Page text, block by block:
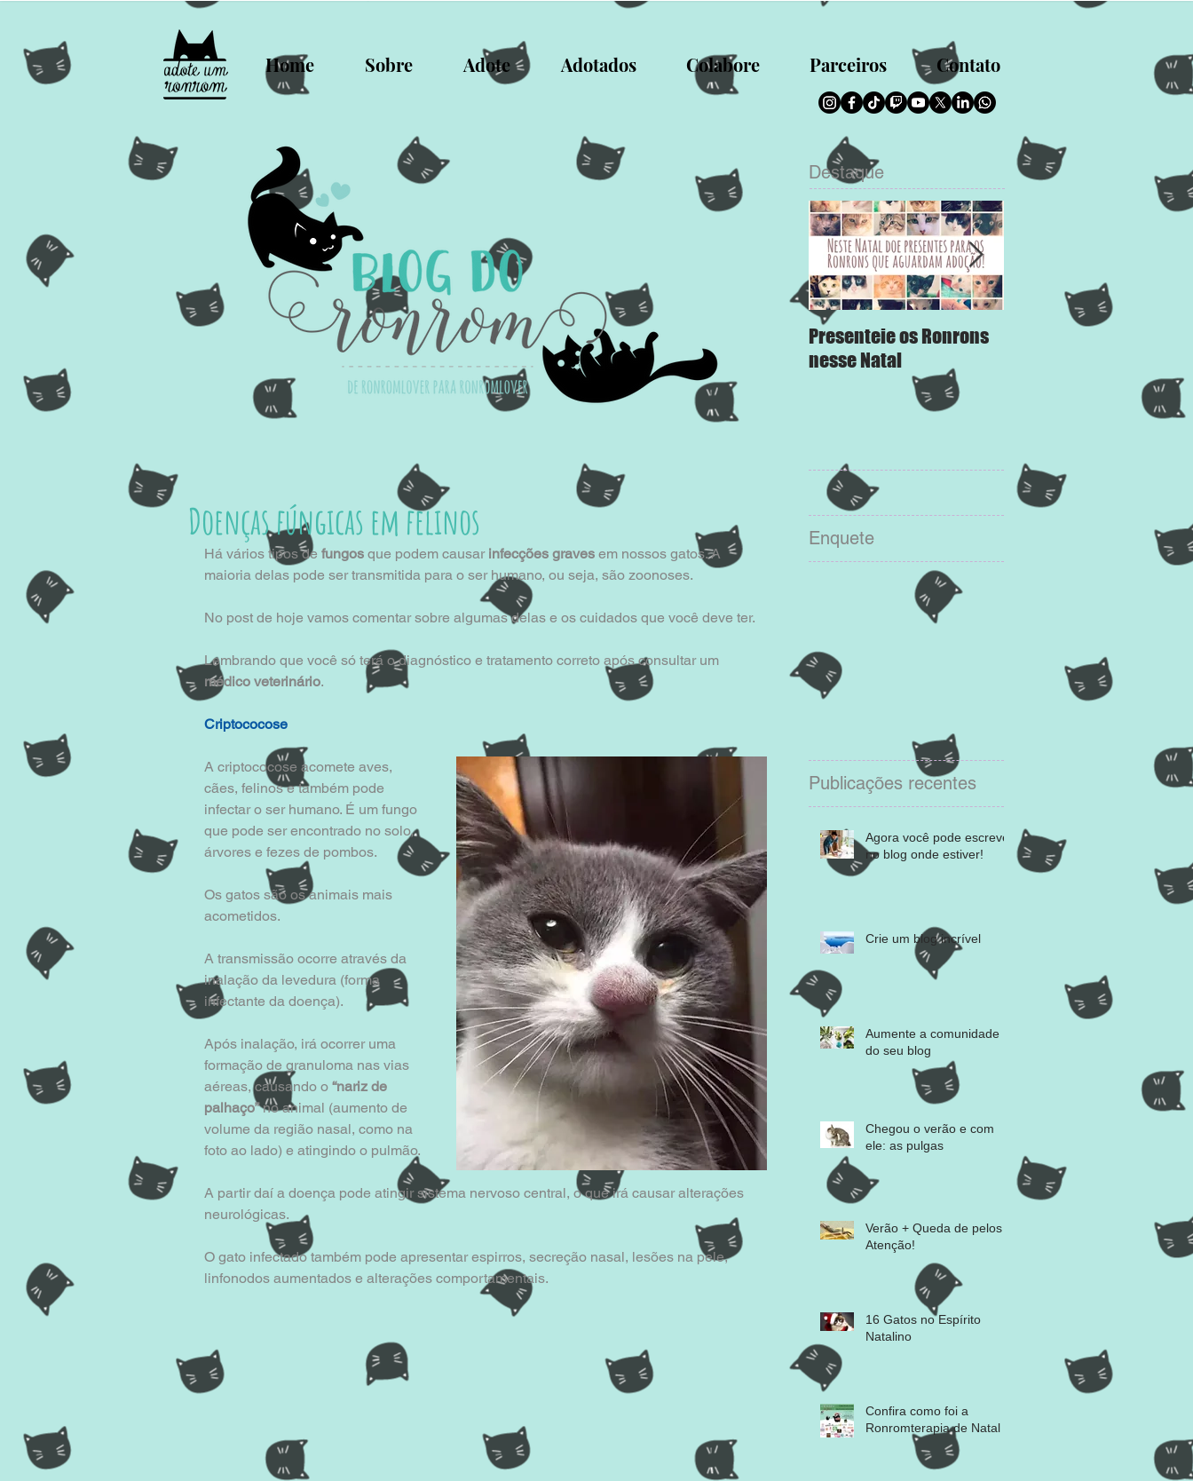
Home Sobre Adote Adotados Colabore Parceiros Contato
Destaque
Presenteie os Ronrons
nesse Natal
Doenças fúngicas em felinos
Há vários tipos de fungos que podem causar infecções graves em nossos gatos. A
maioria delas pode ser transmitida para o ser humano, ou seja, são zoonoses.
No post de hoje vamos comentar sobre algumas delas e os cuidados que você deve ter.
Lembrando que você só terá o diagnóstico e tratamento correto após consultar um
médico veterinário.
Criptococose
A criptococose acomete aves,
cães, felinos e também pode
infectar o ser humano. É um fungo
que pode ser encontrado no solo,
árvores e fezes de pombos.
Os gatos são os animais mais
acometidos.
A transmissão ocorre através da
inalação da levedura (forma
infectante da doença).
Após inalação, irá ocorrer uma
formação de granuloma nas vias
aéreas, causando o “nariz de
palhaço” no animal (aumento de
volume da região nasal, como na
foto ao lado) e atingindo o pulmão.
A partir daí a doença pode atingir sistema nervoso central, o que irá causar alterações
neurológicas.
O gato infectado também pode apresentar espirros, secreção nasal, lesões na pele,
linfonodos aumentados e alterações comportamentais.
Enquete
Publicações recentes
Agora você pode escrever
no blog onde estiver!
Crie um blog incrível
Aumente a comunidade
do seu blog
Chegou o verão e com
ele: as pulgas
Verão + Queda de pelos =
Atenção!
16 Gatos no Espírito
Natalino
Confira como foi a
Ronromterapia de Natal